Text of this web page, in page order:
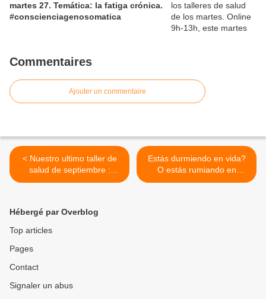
martes 27. Temática: la fatiga crónica.
#conscienciagenosomatica
Commentaires
Ajouter un commentaire
< Nuestro ultimo taller de
salud de septiembre :
martes 17 de septiembre
borreguitos : Insomnios y
somnolencias.
Estás durmiendo en vida?
O estás rumiando en
noche? Un taller para
Hébergé par Overblog
Top articles
Pages
Contact
Signaler un abus